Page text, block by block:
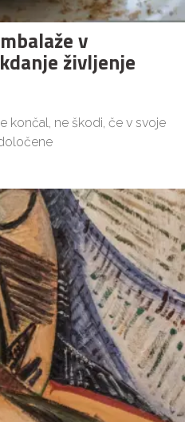
v
življenje
končal, ne škodi, če v svoje